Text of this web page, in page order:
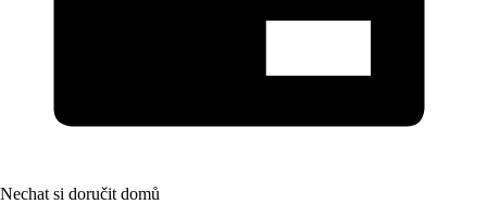
Nechat si doručit domů